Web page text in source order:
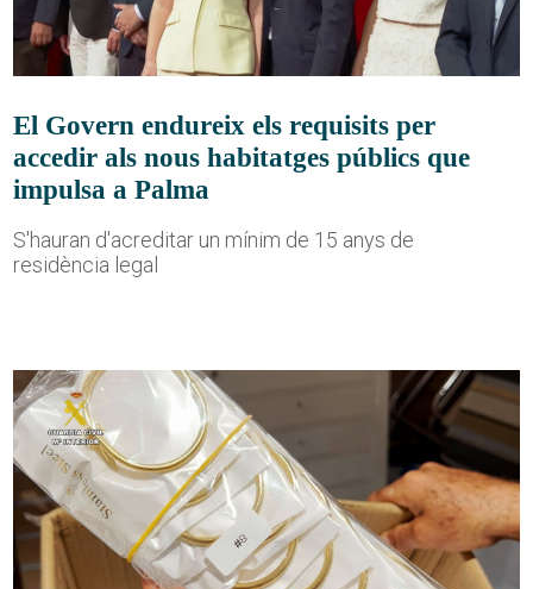
El Govern endureix els requisits per
accedir als nous habitatges públics que
impulsa a Palma
S'hauran d'acreditar un mínim de 15 anys de
residència legal